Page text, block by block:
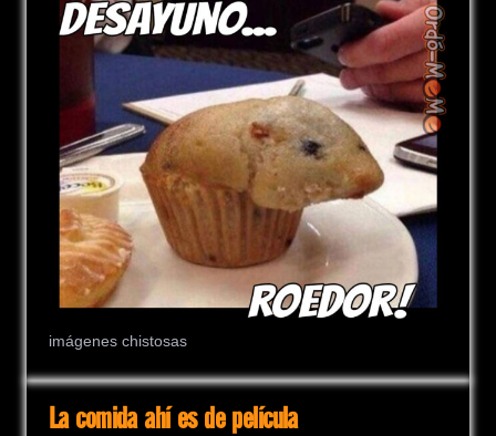
imágenes chistosas
La comida ahí es de película